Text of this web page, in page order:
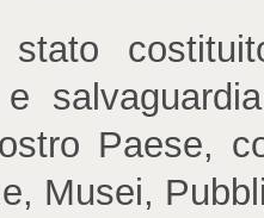
Paese,
Musei,